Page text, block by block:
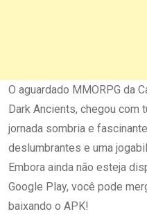
O aguardado MMORPG da
Dark Ancients, chegou com
jornada sombria e
deslumbrantes e uma
Embora ainda não esteja
Google Play, você pode
baixando o APK!